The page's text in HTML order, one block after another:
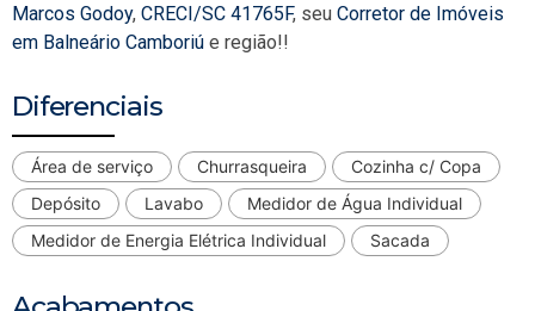
Marcos Godoy, CRECI/SC 41765F, seu Corretor de Imóveis
em Balneário Camboriú e região!!
Diferenciais
Área de serviço Churrasqueira
Cozinha c/ Copa
Depósito
Lavabo
Medidor de Água Individual
Medidor de Energia Elétrica Individual
Sacada